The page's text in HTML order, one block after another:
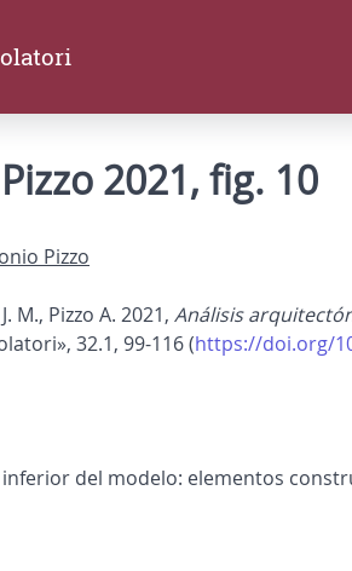
2021, fig. 10
Pizzo
M., Pizzo A. 2021, Análisis
32.1, 99-116 (https://doi.org/
del modelo: elementos